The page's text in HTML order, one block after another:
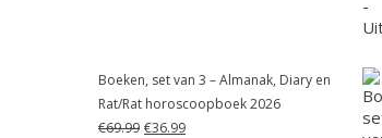
Boeken, set van 3 – Almanak, Diary en
Rat/Rat horoscoopboek 2026
€69.99 Oorspronkelijke
€36.99Huidige